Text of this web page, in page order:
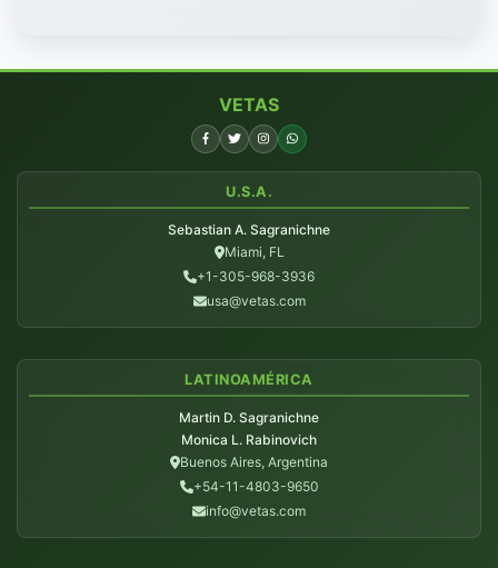
VETAS
U.S.A.
Sebastian A. Sagranichne
Miami, FL
+1-305-968-3936
usa@vetas.com
LATINOAMÉRICA
Martin D. Sagranichne
Monica L. Rabinovich
Buenos Aires, Argentina
+54-11-4803-9650
info@vetas.com